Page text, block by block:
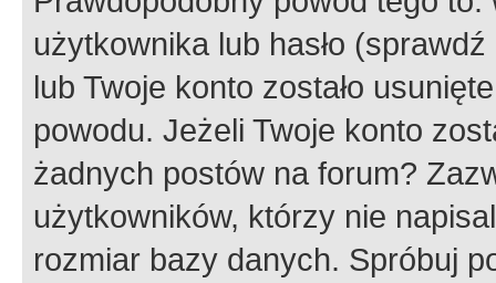
użytkownika lub hasło
lub Twoje konto zostało
powodu. Jeżeli Twoje konto
żadnych postów na forum?
użytkowników, którzy nie
rozmiar bazy danych. Spróbuj